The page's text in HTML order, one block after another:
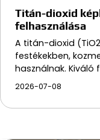
Titán-dioxid
felhasználása
A titán-dioxid
festékekben,
használnak. Kiváló
2026-07-08